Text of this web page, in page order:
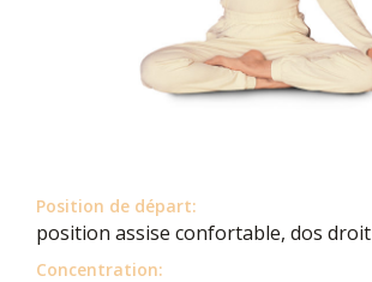
Position de départ:
position assise confortable, dos droit
Concentration: